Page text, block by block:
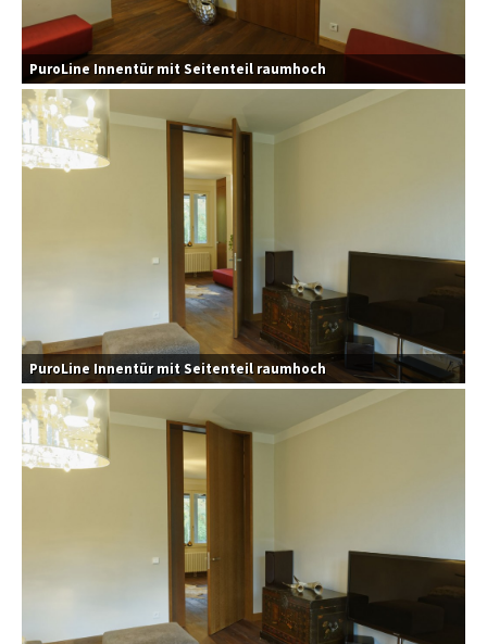
PuroLine Innentür mit Seitenteil raumhoch
PuroLine Innentür mit Seitenteil raumhoch